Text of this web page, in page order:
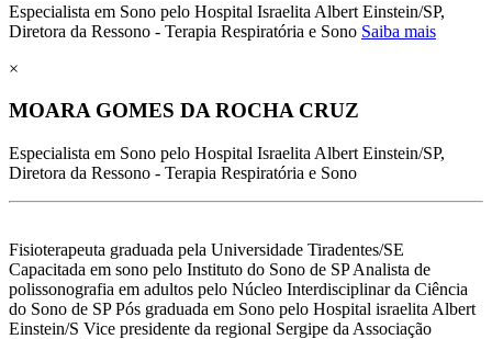
Especialista em Sono pelo Hospital Israelita Albert Einstein/SP,
Diretora da Ressono - Terapia Respiratória e Sono Saiba mais
×
MOARA GOMES DA ROCHA CRUZ
Especialista em Sono pelo Hospital Israelita Albert Einstein/SP,
Diretora da Ressono - Terapia Respiratória e Sono
Fisioterapeuta graduada pela Universidade Tiradentes/SE
Capacitada em sono pelo Instituto do Sono de SP Analista de
polissonografia em adultos pelo Núcleo Interdisciplinar da Ciência
do Sono de SP Pós graduada em Sono pelo Hospital israelita Albert
Einstein/S Vice presidente da regional Sergipe da Associação